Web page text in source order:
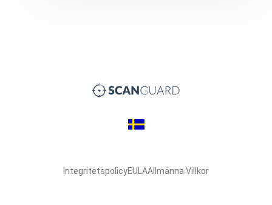
IntegritetspolicyEULAAllmänna Villkor